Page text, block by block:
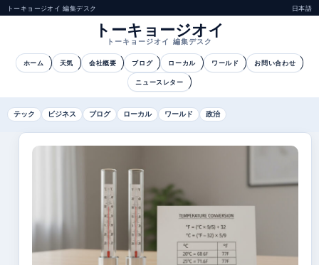
トーキョージオイ 編集デスク 日本語
トーキョージオイ
トーキョージオイ 編集デスク
ホーム 天気 会社概要 ブログ ローカル ワールド お問い合わせ
ニュースレター
テック ビジネス ブログ ローカル ワールド 政治